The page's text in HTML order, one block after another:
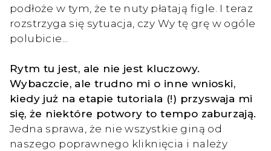
podłoże w tym, że te nuty płatają figle. I teraz
rozstrzyga się sytuacja, czy Wy tę grę w ogóle
polubicie...
Rytm tu jest, ale nie jest kluczowy.
Wybaczcie, ale trudno mi o inne wnioski,
kiedy już na etapie tutoriala (!) przyswaja mi
się, że niektóre potwory to tempo zaburzają.
Jedna sprawa, że nie wszystkie giną od
naszego poprawnego kliknięcia i należy